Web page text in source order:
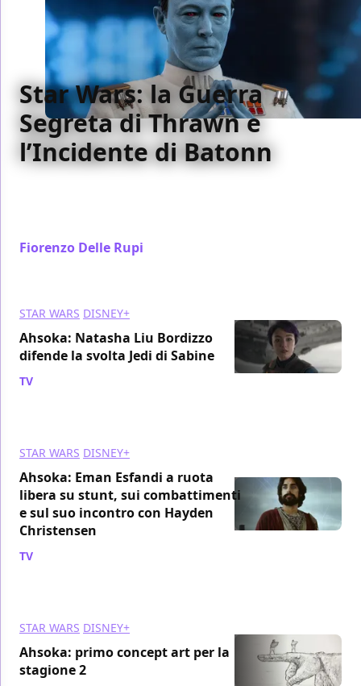
Star Wars: la Guerra
Segreta di Thrawn e
l’Incidente di Batonn
Fiorenzo Delle Rupi
STAR WARS DISNEY+
Ahsoka: Natasha Liu Bordizzo
difende la svolta Jedi di Sabine
TV
STAR WARS DISNEY+
Ahsoka: Eman Esfandi a ruota
libera su stunt, sui combattimenti
e sul suo incontro con Hayden
Christensen
TV
STAR WARS DISNEY+
Ahsoka: primo concept art per la
stagione 2